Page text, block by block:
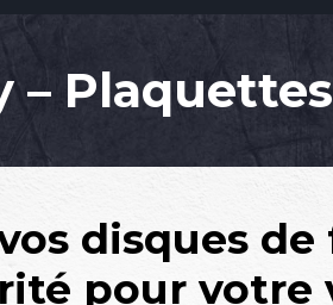
–
disques de
pour votre